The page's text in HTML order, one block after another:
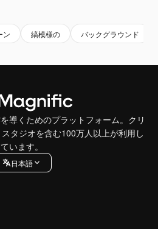
ン 縞模様の バックグラウンド
導くためのプラットフォーム。クリ
タジオを含む100万人以上が利用し
ています。
日本語